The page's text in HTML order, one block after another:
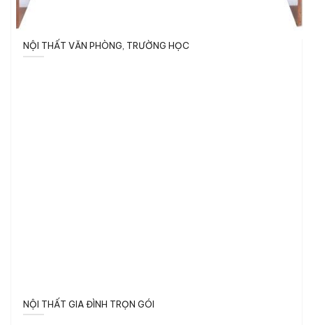
NỘI THẤT VĂN PHÒNG, TRƯỜNG HỌC
NỘI THẤT GIA ĐÌNH TRỌN GÓI